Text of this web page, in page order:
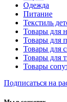
Одежда
Питание
Текстиль
Товары для
Товары для
Товары для
Товары для
Товары
Подписаться на